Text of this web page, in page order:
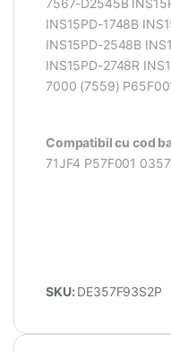
7567-D2545B
INS15PD-1748B
INS15PD-2548B
INS15PD-2748R
7000 (7559)
Compatibil cu cod
71JF4 P57F001
SKU: DE357F93S2P